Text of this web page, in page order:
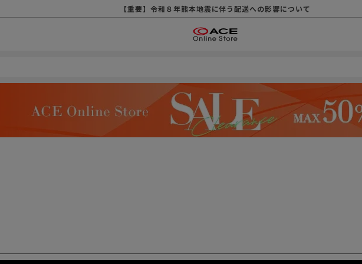
【重要】令和８年熊本地震に伴う配送への影響について
【重要】納品書・領収書ペーパーレス化（電子化）のお知らせ
【重要】天候不良や交通状況・物量増等に伴う配送への影響について
【重要】悪質な詐欺サイトにご注意ください
【重要】各種メールが届かない場合に関しまして
【重要】お問い合わせのご対応に関しまして
【重要】SNSのなりすまし詐欺にご注意ください